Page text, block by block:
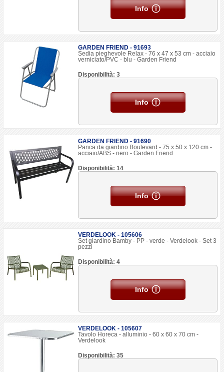
Info
GARDEN FRIEND - 91693
Sedia pieghevole Relax - 76 x 47 x 53 cm - acciaio
verniciato/PVC - blu - Garden Friend
Disponibilità: 3
Info
GARDEN FRIEND - 91690
Panca da giardino Boulevard - 75 x 50 x 120 cm -
acciaio/ABS - nero - Garden Friend
Disponibilità: 14
Info
VERDELOOK - 105606
Set giardino Bamby - PP - verde - Verdelook - Set 3
pezzi
Disponibilità: 4
Info
VERDELOOK - 105607
Tavolo Horeca - alluminio - 60 x 60 x 70 cm -
Verdelook
Disponibilità: 35